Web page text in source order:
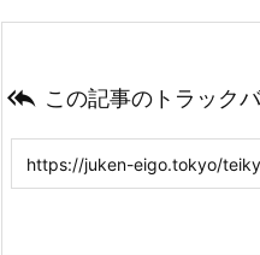
 この記事のトラック